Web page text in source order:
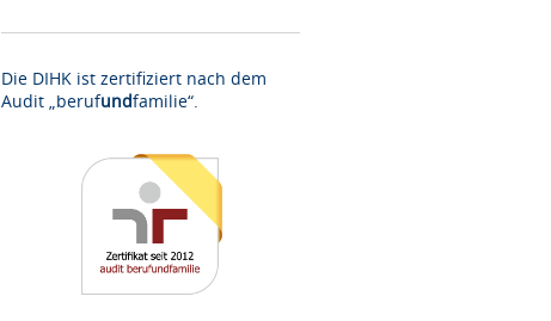
Die DIHK ist zertifiziert nach dem
Audit „berufundfamilie“.